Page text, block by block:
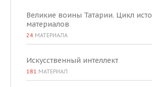
Великие воины Татарии. Цикл
материалов
24 МАТЕРИАЛА
Искусственный интеллект
181 МАТЕРИАЛ